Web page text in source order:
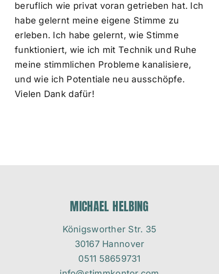
beruflich wie privat voran getrieben hat. Ich
habe gelernt meine eigene Stimme zu
erleben. Ich habe gelernt, wie Stimme
funktioniert, wie ich mit Technik und Ruhe
meine stimmlichen Probleme kanalisiere,
und wie ich Potentiale neu ausschöpfe.
Vielen Dank dafür!
MICHAEL HELBING
Königsworther Str. 35
30167 Hannover
0511 58659731